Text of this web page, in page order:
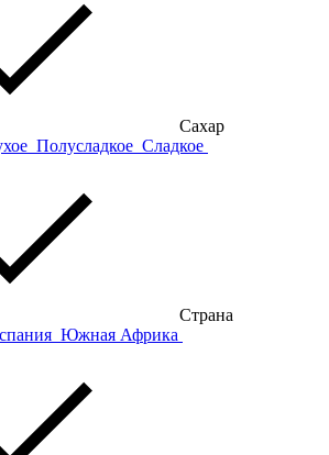
Сахар
Полусладкое Сладкое
Страна
Южная Африка